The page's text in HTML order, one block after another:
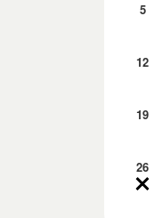
5
12
19
26